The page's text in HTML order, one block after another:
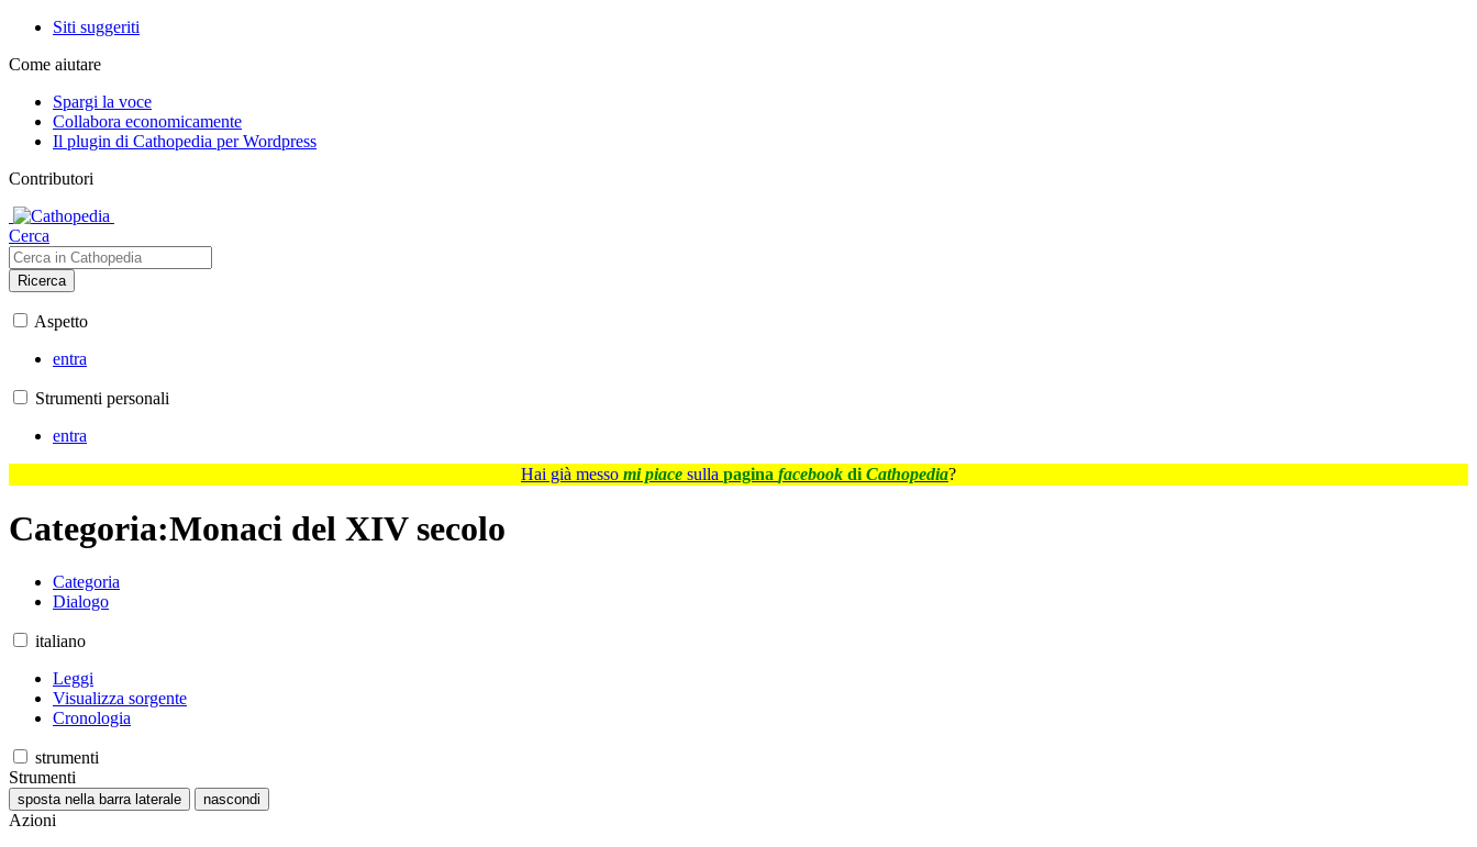
Siti suggeriti
Come aiutare
Spargi la voce
Collabora economicamente
Il plugin di Cathopedia per Wordpress
Contributori
Cerca
Ricerca
Aspetto
entra
Strumenti personali
entra
Hai già messo mi piace sulla pagina facebook di Cathopedia?
Categoria:Monaci del XIV secolo
Categoria
Dialogo
italiano
Leggi
Visualizza sorgente
Cronologia
strumenti
Strumenti
sposta nella barra laterale nascondi
Azioni